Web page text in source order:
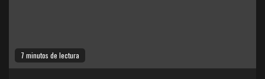
7 minutos de lectura